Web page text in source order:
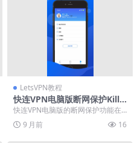
LetsVPN教程
快连VPN电脑版断网保护Kill S
witch
快连VPN电脑版的断网保护功能在
突发连接中断时立即切断网络传
输，有效防止IP地址...
9 月前 16